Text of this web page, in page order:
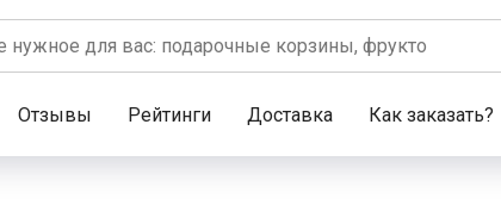
Отзывы Рейтинги Доставка Как заказать?